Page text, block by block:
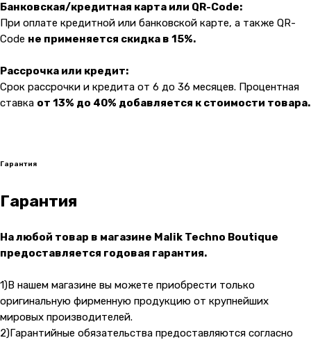
Банковская/кредитная карта или QR-Code:
При оплате кредитной или банковской карте, а также QR-
Code не применяется скидка в 15%.
Рассрочка или кредит:
Срок рассрочки и кредита от 6 до 36 месяцев. Процентная
ставка от 13% до 40% добавляется к стоимости товара.
Гарантия
Гарантия
На любой товар в магазине Malik Techno Boutique
предоставляется годовая гарантия.
1)В нашем магазине вы можете приобрести только
оригинальную фирменную продукцию от крупнейших
мировых производителей.
2)Гарантийные обязательства предоставляются согласно